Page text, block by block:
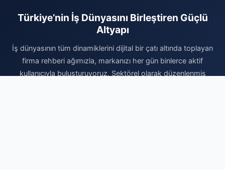
Türkiye’nin İş Dünyasını Birleştiren Güçlü
Altyapı
İş dünyasının tüm dinamiklerini dijital bir çatı altında toplayan
firma rehberi ağımızla, markanızı her gün binlerce aktif
kullanıcıyla buluşturuyoruz. Sektörel olarak düzenlenmiş